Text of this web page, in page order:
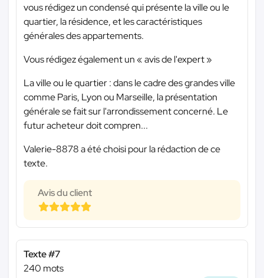
vous rédigez un condensé qui présente la ville ou le
quartier, la résidence, et les caractéristiques
générales des appartements.
Vous rédigez également un « avis de l'expert »
La ville ou le quartier : dans le cadre des grandes ville
comme Paris, Lyon ou Marseille, la présentation
générale se fait sur l'arrondissement concerné. Le
futur acheteur doit compren...
Valerie-8878 a été choisi pour la rédaction de ce
texte.
Avis du client
Texte #7
240 mots